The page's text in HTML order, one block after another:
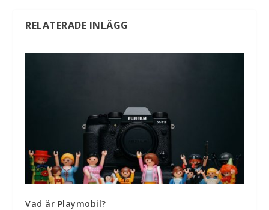
RELATERADE INLÄGG
Vad är Playmobil?